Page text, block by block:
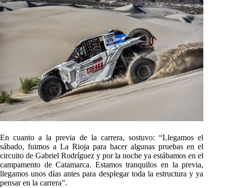
En cuanto a la previa de la carrera, sostuvo: “Llegamos el
sábado, fuimos a La Rioja para hacer algunas pruebas en el
circuito de Gabriel Rodríguez y por la noche ya estábamos en el
campamento de Catamarca. Estamos tranquilos en la previa,
llegamos unos días antes para desplegar toda la estructura y ya
pensar en la carrera”.